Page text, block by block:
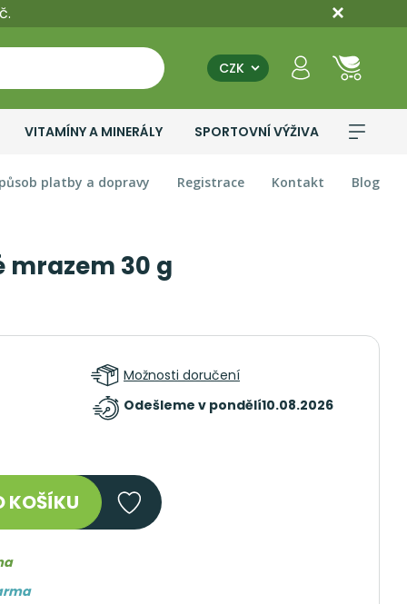
CZK
VITAMÍNY A MINERÁLY SPORTOVNÍ VÝŽIVA
platby a dopravy Registrace Kontakt Blog
mrazem 30 g
Možnosti doručení
Odešleme v pondělí10.08.2026
KOŠÍKU